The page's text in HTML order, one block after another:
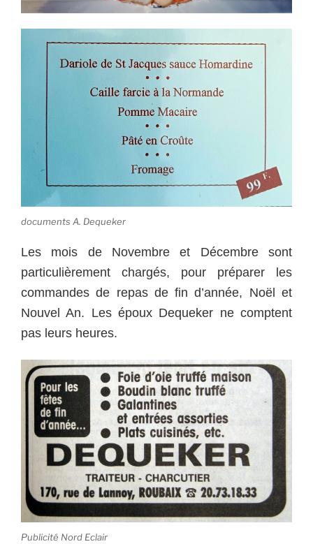
documents A. Dequeker
Les mois de Novembre et Décembre sont
particulièrement chargés, pour préparer les
commandes de repas de fin d’année, Noël et
Nouvel An. Les époux Dequeker ne comptent
pas leurs heures.
Publicité Nord Eclair